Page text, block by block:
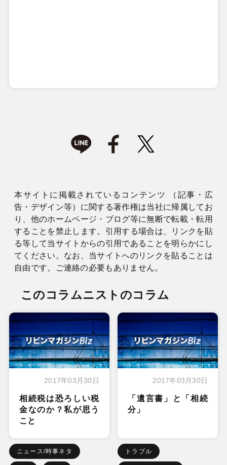
本サイトに掲載されているコンテンツ （記事・広
告・デザイン等）に関する著作権は当社に帰属してお
り、他のホームページ・ブログ等に無断で転載・転用
することを禁止します。引用する場合は、リンクを貼
る等して当サイトからの引用であることを明らかにし
てください。なお、当サイトへのリンクを貼ることは
自由です。ご連絡の必要もありません。
このコラムニストのコラム
2017年03月30日
相続税は恐ろしい税
金なのか？私が思う
こと
ニュース/時事ネタ
2017年03月30日
「遺言書」と「相続
分」
トラブル